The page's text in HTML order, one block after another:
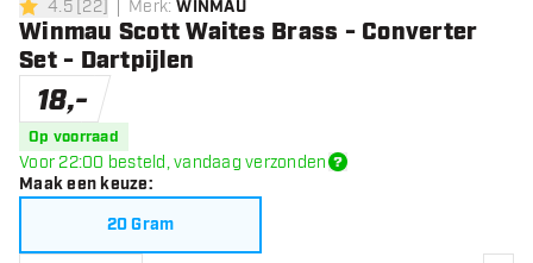
4.5 score sterren
4.5[22] Merk: WINMAU
Winmau Scott Waites Brass - Converter
Set - Dartpijlen
18,-
Op voorraad
Voor 22:00 besteld, vandaag verzonden
Maak een keuze:
20 Gram